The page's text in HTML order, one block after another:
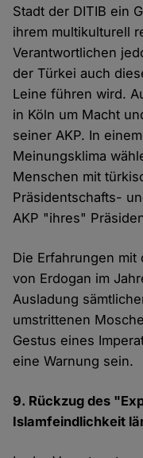
Stadt der DITIB ein
ihrem multikulturell
Verantwortlichen
der Türkei auch
Leine führen wird.
in Köln um Macht
seiner AKP. In
Meinungsklima
Menschen mit
Präsidentschafts-
AKP "ihres"
Die Erfahrungen mit
von Erdogan im
Ausladung
umstrittenen
Gestus eines
eine Warnung sein.
9. Rückzug des
Islamfeindlichkeit